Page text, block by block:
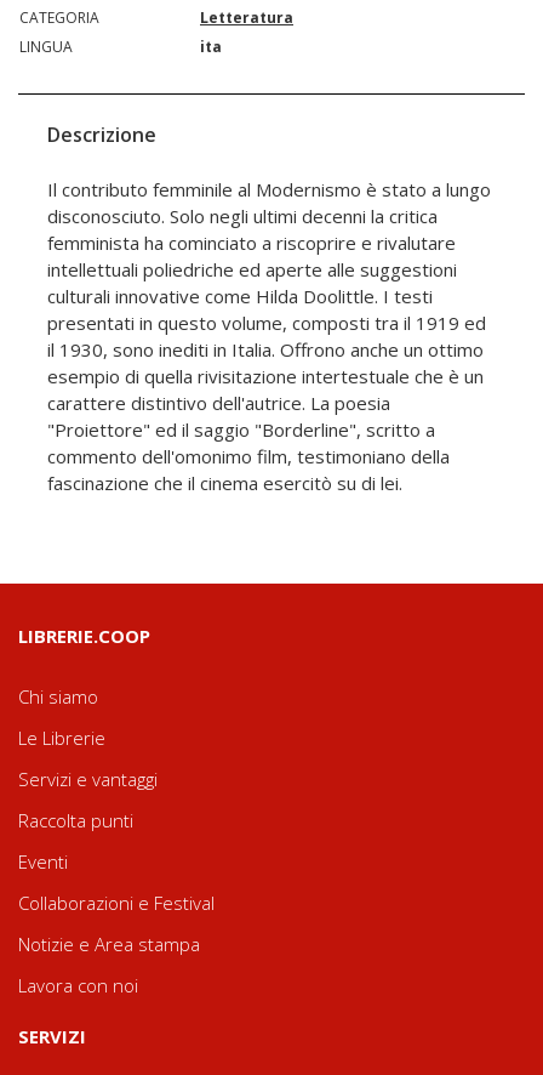
CATEGORIA
Letteratura
LINGUA
ita
Descrizione
Il contributo femminile al Modernismo è stato a lungo
disconosciuto. Solo negli ultimi decenni la critica
femminista ha cominciato a riscoprire e rivalutare
intellettuali poliedriche ed aperte alle suggestioni
culturali innovative come Hilda Doolittle. I testi
presentati in questo volume, composti tra il 1919 ed
il 1930, sono inediti in Italia. Offrono anche un ottimo
esempio di quella rivisitazione intertestuale che è un
carattere distintivo dell'autrice. La poesia
"Proiettore" ed il saggio "Borderline", scritto a
commento dell'omonimo film, testimoniano della
fascinazione che il cinema esercitò su di lei.
LIBRERIE.COOP
Chi siamo
Le Librerie
Servizi e vantaggi
Raccolta punti
Eventi
Collaborazioni e Festival
Notizie e Area stampa
Lavora con noi
SERVIZI